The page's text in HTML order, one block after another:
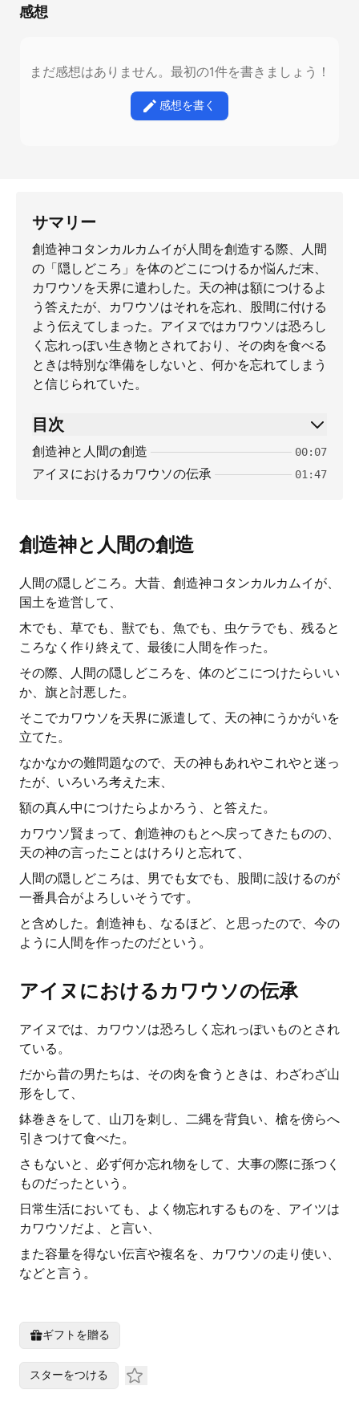
感想
まだ感想はありません。最初の1件を書きましょう！
感想を書く
サマリー
創造神コタンカルカムイが人間を創造する際、人間
の「隠しどころ」を体のどこにつけるか悩んだ末、
カワウソを天界に遣わした。天の神は額につけるよ
う答えたが、カワウソはそれを忘れ、股間に付ける
よう伝えてしまった。アイヌではカワウソは恐ろし
く忘れっぽい生き物とされており、その肉を食べる
ときは特別な準備をしないと、何かを忘れてしまう
と信じられていた。
目次
創造神と人間の創造 00:07
アイヌにおけるカワウソの伝承 01:47
創造神と人間の創造
人間の隠しどころ。大昔、創造神コタンカルカムイが、
国土を造営して、
木でも、草でも、獣でも、魚でも、虫ケラでも、残ると
ころなく作り終えて、最後に人間を作った。
その際、人間の隠しどころを、体のどこにつけたらいい
か、旗と討悪した。
そこでカワウソを天界に派遣して、天の神にうかがいを
立てた。
なかなかの難問題なので、天の神もあれやこれやと迷っ
たが、いろいろ考えた末、
額の真ん中につけたらよかろう、と答えた。
カワウソ賢まって、創造神のもとへ戻ってきたものの、
天の神の言ったことはけろりと忘れて、
人間の隠しどころは、男でも女でも、股間に設けるのが
一番具合がよろしいそうです。
と含めした。創造神も、なるほど、と思ったので、今の
ように人間を作ったのだという。
アイヌにおけるカワウソの伝承
アイヌでは、カワウソは恐ろしく忘れっぽいものとされ
ている。
だから昔の男たちは、その肉を食うときは、わざわざ山
形をして、
鉢巻きをして、山刀を刺し、二縄を背負い、槍を傍らへ
引きつけて食べた。
さもないと、必ず何か忘れ物をして、大事の際に孫つく
ものだったという。
日常生活においても、よく物忘れするものを、アイツは
カワウソだよ、と言い、
また容量を得ない伝言や複名を、カワウソの走り使い、
などと言う。
ギフトを贈る
スターをつける